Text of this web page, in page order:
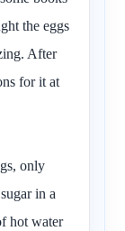
the eggs
After
for it at
only
in a
hot water